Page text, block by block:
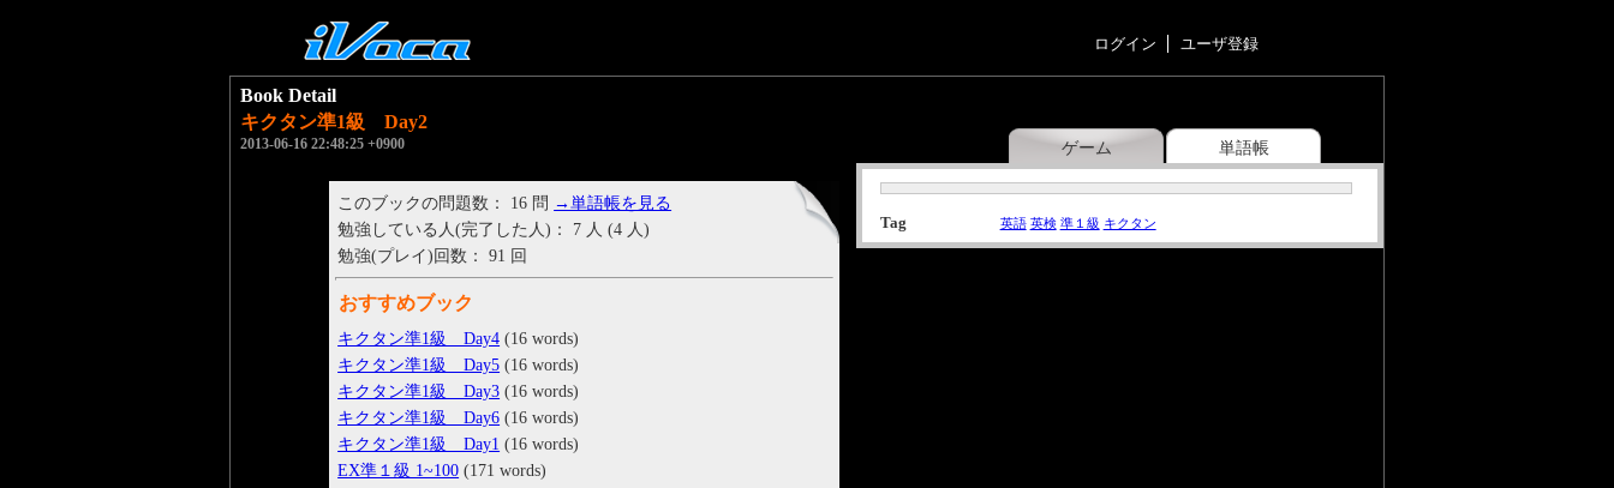
ログイン ユーザ登録
ゲーム 単語帳
Book Detail
キクタン準1級 Day2
2013-06-16 22:48:25 +0900
Tag 英語 英検 準１級 キクタン
このブックの問題数： 16 問 →単語帳を見る
勉強している人(完了した人)： 7 人 (4 人)
勉強(プレイ)回数： 91 回
おすすめブック
キクタン準1級 Day4 (16 words)
キクタン準1級 Day5 (16 words)
キクタン準1級 Day3 (16 words)
キクタン準1級 Day6 (16 words)
キクタン準1級 Day1 (16 words)
EX準１級 1~100 (171 words)